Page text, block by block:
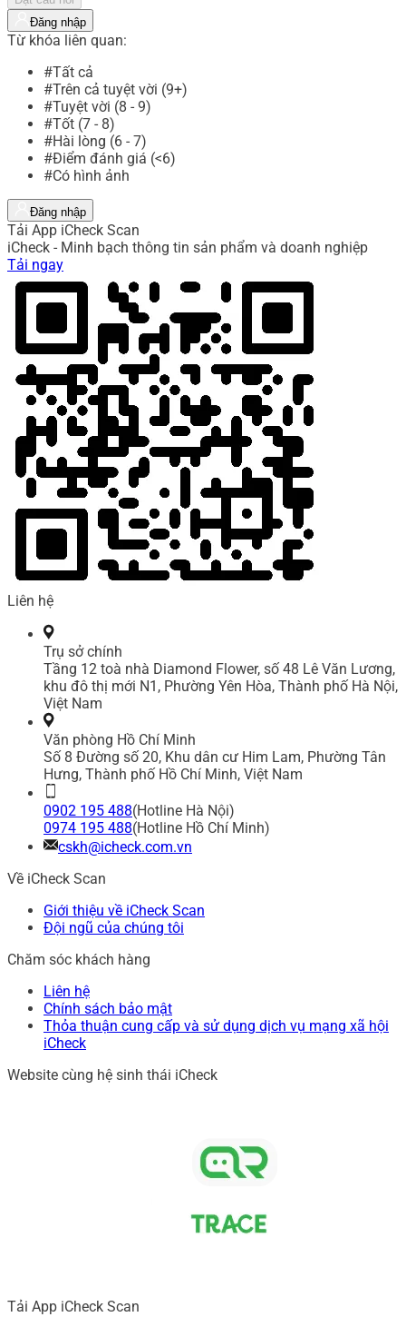
Đăng nhập
Từ khóa liên quan:
#Tất cả
#Trên cả tuyệt vời (9+)
#Tuyệt vời (8 - 9)
#Tốt (7 - 8)
#Hài lòng (6 - 7)
#Điểm đánh giá (<6)
#Có hình ảnh
Đăng nhập
Tải App iCheck Scan
iCheck - Minh bạch thông tin sản phẩm và doanh nghiệp
Tải ngay
Liên hệ
Trụ sở chính
Tầng 12 toà nhà Diamond Flower, số 48 Lê Văn Lương,
khu đô thị mới N1, Phường Yên Hòa, Thành phố Hà Nội,
Việt Nam
Văn phòng Hồ Chí Minh
Số 8 Đường số 20, Khu dân cư Him Lam, Phường Tân
Hưng, Thành phố Hồ Chí Minh, Việt Nam
0902 195 488(Hotline Hà Nội)
0974 195 488(Hotline Hồ Chí Minh)
cskh@icheck.com.vn
Về iCheck Scan
Giới thiệu về iCheck Scan
Đội ngũ của chúng tôi
Chăm sóc khách hàng
Liên hệ
Chính sách bảo mật
Thỏa thuận cung cấp và sử dụng dịch vụ mạng xã hội
iCheck
Website cùng hệ sinh thái iCheck
Tải App iCheck Scan